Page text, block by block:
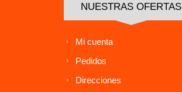
NUESTRAS OFERTAS
Mi cuenta
Pedidos
Direcciones